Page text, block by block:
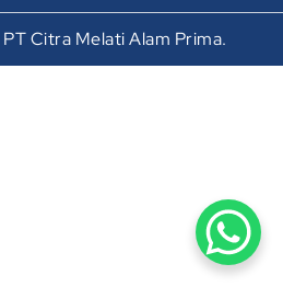
Citra Melati Alam Prima.